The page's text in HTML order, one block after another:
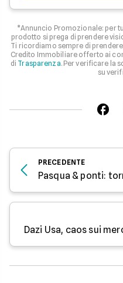
*Annuncio Promozionale: per
prodotto si prega di prendere
Ti ricordiamo sempre di
Credito Immobiliare offerto ai
di Trasparenza. Per verificare la
su
PRECEDENTE